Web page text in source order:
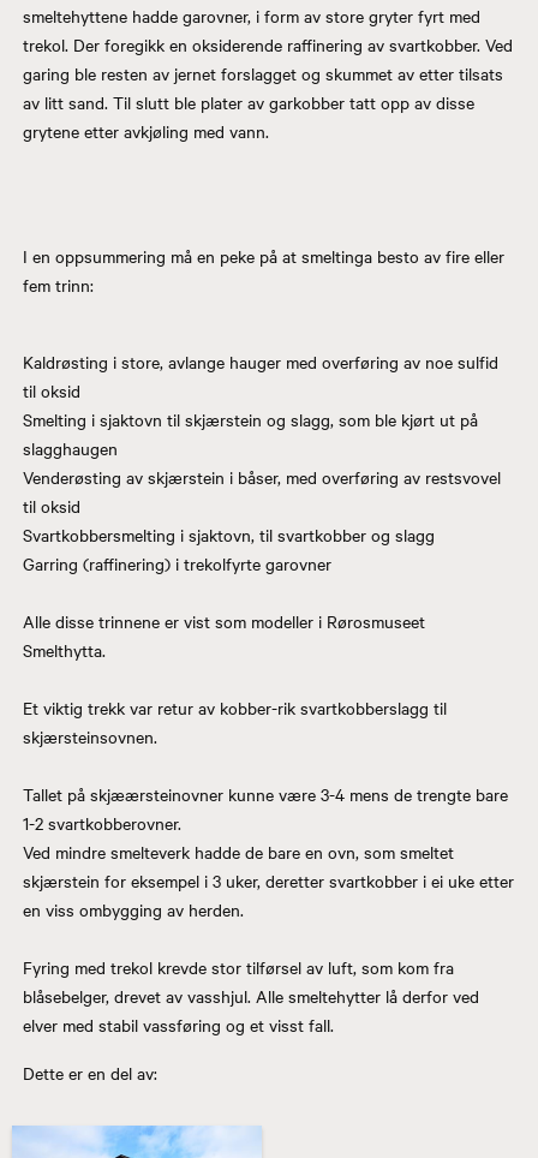
smeltehyttene hadde garovner, i form av store gryter fyrt med
trekol. Der foregikk en oksiderende raffinering av svartkobber. Ved
garing ble resten av jernet forslagget og skummet av etter tilsats
av litt sand. Til slutt ble plater av garkobber tatt opp av disse
grytene etter avkjøling med vann.
I en oppsummering må en peke på at smeltinga besto av fire eller
fem trinn:
Kaldrøsting i store, avlange hauger med overføring av noe sulfid
til oksid
Smelting i sjaktovn til skjærstein og slagg, som ble kjørt ut på
slagghaugen
Venderøsting av skjærstein i båser, med overføring av restsvovel
til oksid
Svartkobbersmelting i sjaktovn, til svartkobber og slagg
Garring (raffinering) i trekolfyrte garovner
Alle disse trinnene er vist som modeller i Rørosmuseet
Smelthytta.
Et viktig trekk var retur av kobber-rik svartkobberslagg til
skjærsteinsovnen.
Tallet på skjæærsteinovner kunne være 3-4 mens de trengte bare
1-2 svartkobberovner.
Ved mindre smelteverk hadde de bare en ovn, som smeltet
skjærstein for eksempel i 3 uker, deretter svartkobber i ei uke etter
en viss ombygging av herden.
Fyring med trekol krevde stor tilførsel av luft, som kom fra
blåsebelger, drevet av vasshjul. Alle smeltehytter lå derfor ved
elver med stabil vassføring og et visst fall.
Dette er en del av: